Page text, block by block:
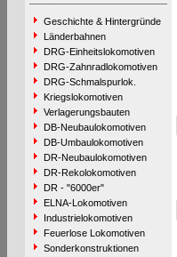
Geschichte & Hintergründe
Länderbahnen
DRG-Einheitslokomotiven
DRG-Zahnradlokomotiven
DRG-Schmalspurlok.
Kriegslokomotiven
Verlagerungsbauten
DB-Neubaulokomotiven
DB-Umbaulokomotiven
DR-Neubaulokomotiven
DR-Rekolokomotiven
DR - "6000er"
ELNA-Lokomotiven
Industrielokomotiven
Feuerlose Lokomotiven
Sonderkonstruktionen